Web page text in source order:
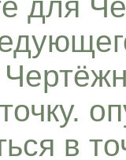
для
в